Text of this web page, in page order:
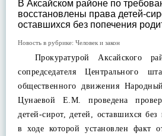
В Аксайском районе по
восстановлены права детей-
оставшихся без попечения
Новость в рубрике: Человек и закон
Прокуратурой Аксайского
сопредседателя Центрального
общественного движения
Цунаевой Е.М. проведена
детей-сирот, детей, оставшихся без
в ходе которой установлен факт